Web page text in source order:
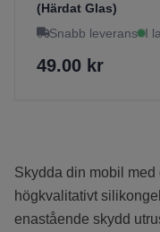
(Härdat Glas)
Snabb leverans I
49.00 kr
Skydda din mobil
högkvalitativt
enastående skydd